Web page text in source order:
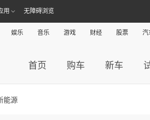
用 无障碍浏览
娱乐 音乐 游戏 财经 股票 汽
首页 购车 新车
能源